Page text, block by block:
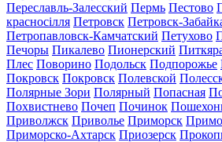
Переславль-Залесский Пермь Пестово
красносілля Петровск Петровск-
Петропавловск-Камчатский Петухово
Печоры Пикалево Пионерский
Плес Поворино Подольск Подпорожье
Покровск Покровск Полевской
Полярные Зори Полярный Попасная
Похвистнево Почеп Починок
Приволжск Приволье Приморск
Приморско-Ахтарск Приозерск